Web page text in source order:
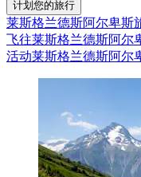
计划您的旅行
莱斯格兰德斯阿尔卑斯
飞往莱斯格兰德斯阿尔
活动莱斯格兰德斯阿尔